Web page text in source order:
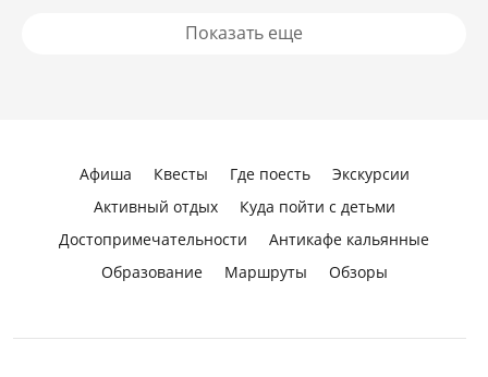
Показать еще
Афиша Квесты Где поесть
Экскурсии
Активный отдых
Куда пойти с детьми
Достопримечательности
Антикафе кальянные
Образование
Маршруты Обзоры